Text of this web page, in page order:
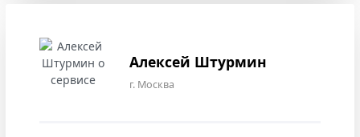
Алексей Штурмин
г. Москва